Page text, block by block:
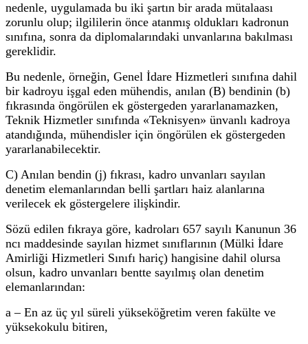
nedenle, uygulamada bu iki şartın bir arada mütalaası
zorunlu olup; ilgililerin önce atanmış oldukları kadronun
sınıfına, sonra da diplomalarındaki unvanlarına bakılması
gereklidir.
Bu nedenle, örneğin, Genel İdare Hizmetleri sınıfına dahil
bir kadroyu işgal eden mühendis, anılan (B) bendinin (b)
fıkrasında öngörülen ek göstergeden yararlanamazken,
Teknik Hizmetler sınıfında «Teknisyen» ünvanlı kadroya
atandığında, mühendisler için öngörülen ek göstergeden
yararlanabilecektir.
C) Anılan bendin (j) fıkrası, kadro unvanları sayılan
denetim elemanlarından belli şartları haiz alanlarına
verilecek ek göstergelere ilişkindir.
Sözü edilen fıkraya göre, kadroları 657 sayılı Kanunun 36
ncı maddesinde sayılan hizmet sınıflarının (Mülki İdare
Amirliği Hizmetleri Sınıfı hariç) hangisine dahil olursa
olsun, kadro unvanları bentte sayılmış olan denetim
elemanlarından:
a – En az üç yıl süreli yükseköğretim veren fakülte ve
yüksekokulu bitiren,